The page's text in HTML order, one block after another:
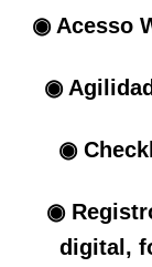
◉ Acesso
◉
◉
◉
digital,